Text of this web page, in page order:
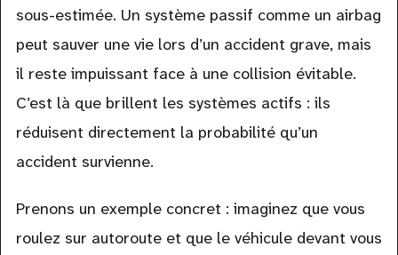
sous-estimée. Un système passif comme un airbag
peut sauver une vie lors d’un accident grave, mais
il reste impuissant face à une collision évitable.
C’est là que brillent les systèmes actifs : ils
réduisent directement la probabilité qu’un
accident survienne.
Prenons un exemple concret : imaginez que vous
roulez sur autoroute et que le véhicule devant vous